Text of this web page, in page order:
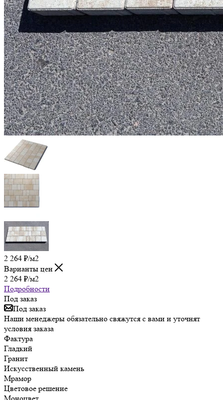
2 264 ₽/м2
Варианты цен
2 264 ₽/м2
Подробности
Под заказ
Под заказ
Наши менеджеры обязательно свяжутся с вами и уточнят
условия заказа
Фактура
Гладкий
Гранит
Искусственный камень
Мрамор
Цветовое решение